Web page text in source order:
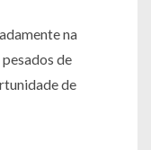
na
de
de